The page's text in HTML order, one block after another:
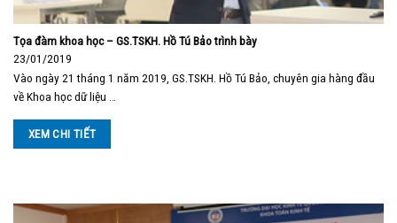
Tọa đàm khoa học – GS.TSKH. Hồ Tú Bảo trình bày
23/01/2019
Vào ngày 21 tháng 1 năm 2019, GS.TSKH. Hồ Tú Bảo, chuyên gia hàng đầu
về Khoa học dữ liệu …
XEM CHI TIẾT